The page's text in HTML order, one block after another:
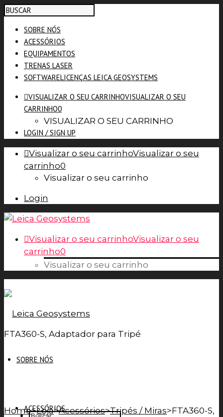
SOBRE NÓS
ACESSÓRIOS
EQUIPAMENTOS
TRENAS LASER
SOFTWARELICENÇAS LEICA GEOSYSTEMS
VISUALIZAR O SEU CARRINHOVISUALIZAR O SEU
CARRINHO0
VISUALIZAR O SEU CARRINHO
LOGIN / SIGN UP
Visualizar o seu carrinhoVisualizar o seu
carrinho0
Visualizar o seu carrinho
Login
Visualizar o seu carrinhoVisualizar o seu
carrinho0
Visualizar o seu carrinho
SOBRE NÓS
ACESSÓRIOS
FTA360-S, Adaptador para Tripé
Home>Loja>Acessórios>Tripés / Miras>FTA360-S,